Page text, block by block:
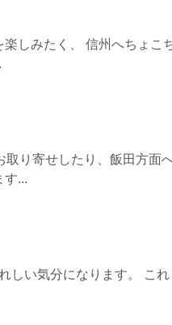
しみたく、 信州へちょこ
取り寄せしたり、飯田方面
す...
しい気分になります。 これ